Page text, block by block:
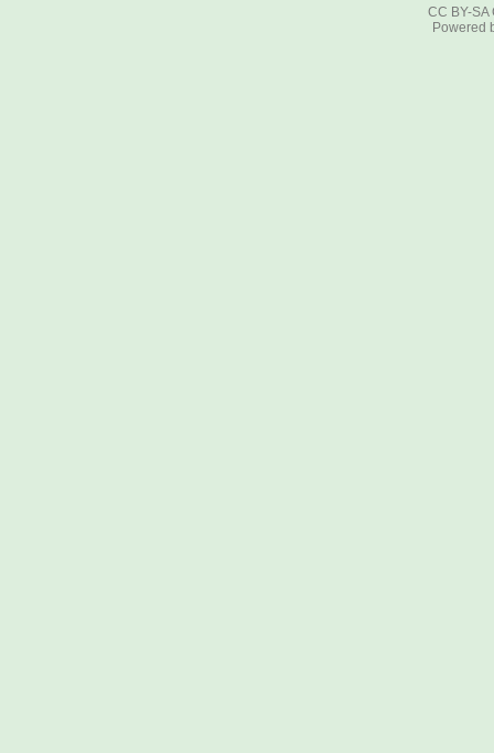
CC BY-SA
Powered